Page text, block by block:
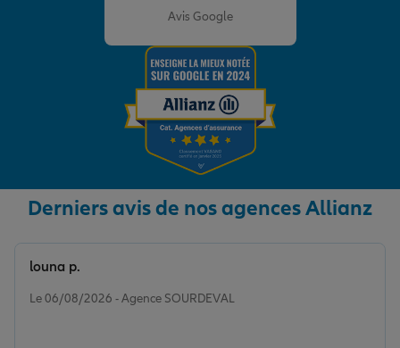
Avis Google
Derniers avis de nos agences Allianz
Le 06/08/2026 - Agence SOURDEVAL
louna p.